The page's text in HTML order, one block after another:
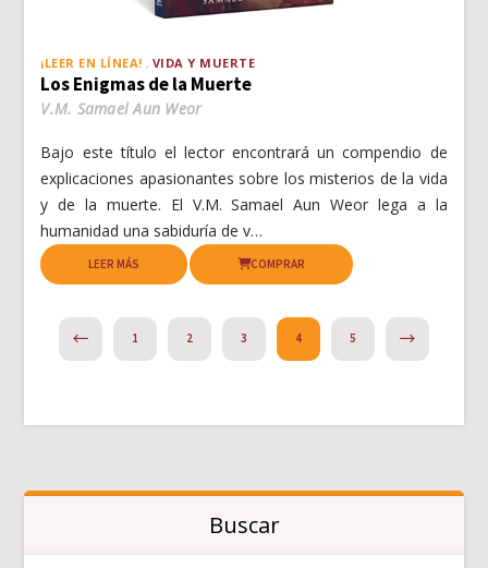
¡LEER EN LÍNEA! VIDA Y MUERTE
Los Enigmas de la Muerte
V.M. Samael Aun Weor
Bajo este título el lector encontrará un compendio de
explicaciones apasionantes sobre los misterios de la vida
y de la muerte. El V.M. Samael Aun Weor lega a la
humanidad una sabiduría de v…
LEER MÁS COMPRAR
PREVIOUS1 2 3 4 5
Buscar